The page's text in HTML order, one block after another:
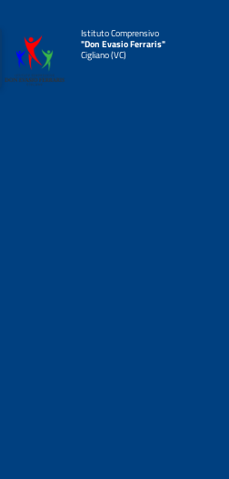
Istituto Comprensivo
"Don Evasio Ferraris"
Cigliano (VC)